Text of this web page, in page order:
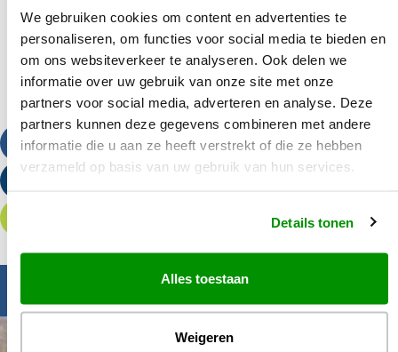
We gebruiken cookies om content en advertenties te
personaliseren, om functies voor social media te bieden en
om ons websiteverkeer te analyseren. Ook delen we
informatie over uw gebruik van onze site met onze
partners voor social media, adverteren en analyse. Deze
partners kunnen deze gegevens combineren met andere
informatie die u aan ze heeft verstrekt of die ze hebben
verzameld op basis van uw gebruik van hun services.
Details tonen
Alles toestaan
Weigeren
Bel ons